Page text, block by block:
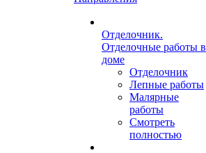
Отделочник.
Отделочные работы в
доме
Отделочник
Лепные работы
Малярные
работы
Смотреть
полностью